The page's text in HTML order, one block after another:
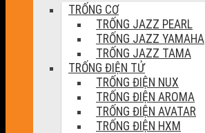
TRỐNG CƠ
TRỐNG JAZZ PEARL
TRỐNG JAZZ YAMAHA
TRỐNG JAZZ TAMA
TRỐNG ĐIỆN TỬ
TRỐNG ĐIỆN NUX
TRỐNG ĐIỆN AROMA
TRỐNG ĐIỆN AVATAR
TRỐNG ĐIỆN HXM